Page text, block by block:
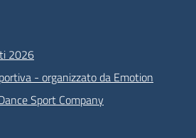
2026
- organizzato da Emotion
Sport Company